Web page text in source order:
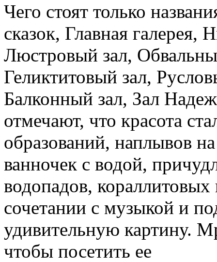
Чего стоят только
сказок, Главная
Люстровый зал,
Геликтитовый зал,
Балконный зал, Зал
отмечают, что красота
образований, наплывов
ванночек с водой,
водопадов, кораллитовых
сочетании с музыкой и
удивительную картину.
чтобы посетить ее